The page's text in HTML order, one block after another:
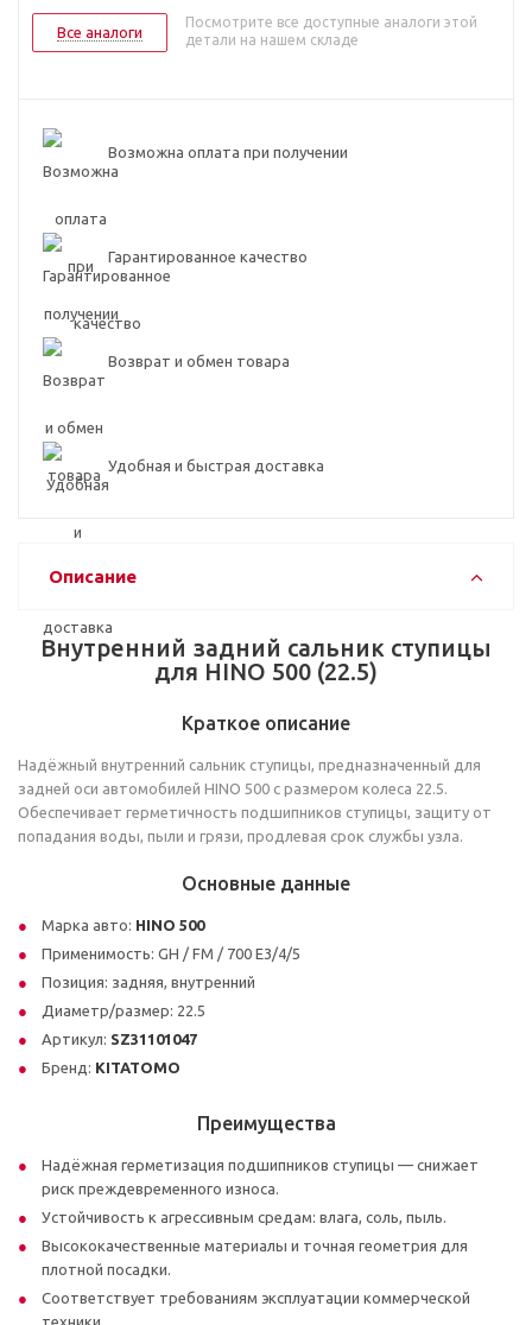
Все аналоги
Посмотрите все доступные аналоги этой
детали на нашем складе
Возможна оплата при получении
Гарантированное качество
Возврат и обмен товара
Удобная и быстрая доставка
Описание
Внутренний задний сальник ступицы
для HINO 500 (22.5)
Краткое описание
Надёжный внутренний сальник ступицы, предназначенный для
задней оси автомобилей HINO 500 с размером колеса 22.5.
Обеспечивает герметичность подшипников ступицы, защиту от
попадания воды, пыли и грязи, продлевая срок службы узла.
Основные данные
Марка авто: HINO 500
Применимость: GH / FM / 700 E3/4/5
Позиция: задняя, внутренний
Диаметр/размер: 22.5
Артикул: SZ31101047
Бренд: KITATOMO
Преимущества
Надёжная герметизация подшипников ступицы — снижает
риск преждевременного износа.
Устойчивость к агрессивным средам: влага, соль, пыль.
Высококачественные материалы и точная геометрия для
плотной посадки.
Соответствует требованиям эксплуатации коммерческой
техники.